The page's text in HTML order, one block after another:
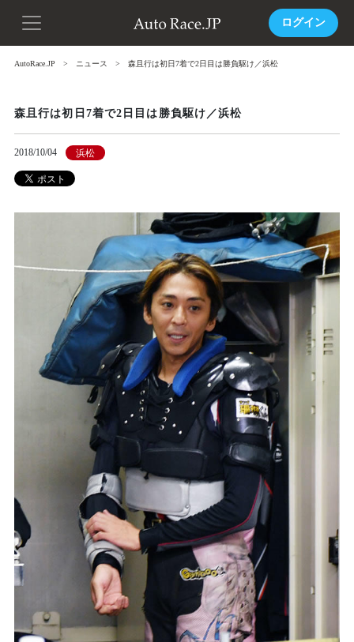
ログイン
AutoRace.JP ニュース 森且行は初日7着で2日目は勝負駆け／浜松
森且行は初日7着で2日目は勝負駆け／浜松
2018/10/04 浜松